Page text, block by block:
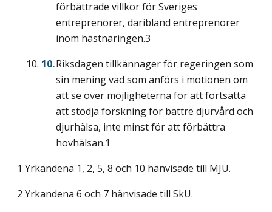
förbättrade villkor för Sveriges
entreprenörer, däribland entreprenörer
inom hästnäringen.3
Riksdagen tillkännager för regeringen som
sin mening vad som anförs i motionen om
att se över möjligheterna för att fortsätta
att stödja forskning för bättre djurvård och
djurhälsa, inte minst för att förbättra
hovhälsan.1
1 Yrkandena 1, 2, 5, 8 och 10 hänvisade till MJU.
2 Yrkandena 6 och 7 hänvisade till SkU.